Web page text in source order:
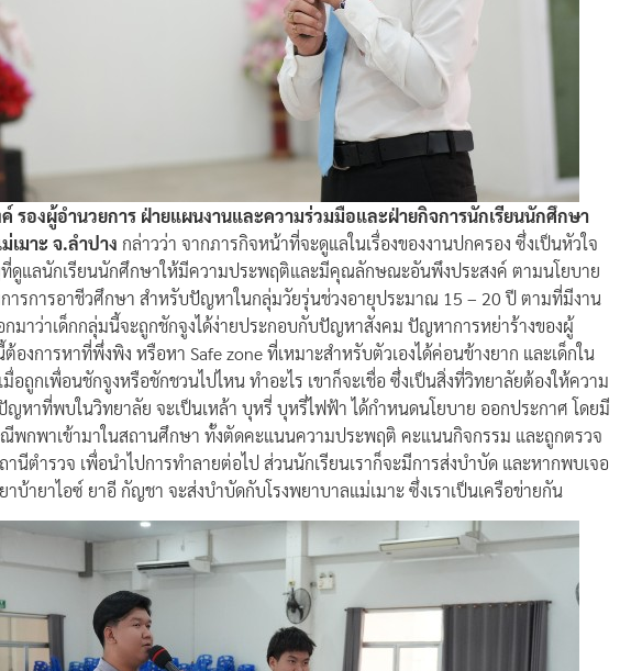
รองผู้อำนวยการ ฝ่ายแผนงานและความร่วมมือและฝ่ายกิจการนักเรียนนักศึกษา
มาะ จ.ลำปาง กล่าวว่า จากภารกิจหน้าที่จะดูแลในเรื่องของงานปกครอง ซึ่งเป็นหัวใจ
ดูแลนักเรียนนักศึกษาให้มีความประพฤติและมีคุณลักษณะอันพึงประสงค์ ตามนโยบาย
ารการอาชีวศึกษา สำหรับปัญหาในกลุ่มวัยรุ่นช่วงอายุประมาณ 15 – 20 ปี ตามที่มีงาน
มาว่าเด็กกลุ่มนี้จะถูกชักจูงได้ง่ายประกอบกับปัญหาสังคม ปัญหาการหย่าร้างของผู้
องการหาที่พึ่งพิง หรือหา Safe zone ที่เหมาะสำหรับตัวเองได้ค่อนข้างยาก และเด็กใน
อถูกเพื่อนชักจูงหรือชักชวนไปไหน ทำอะไร เขาก็จะเชื่อ ซึ่งเป็นสิ่งที่วิทยาลัยต้องให้ความ
ญหาที่พบในวิทยาลัย จะเป็นเหล้า บุหรี่ บุหรี่ไฟฟ้า ได้กําหนดนโยบาย ออกประกาศ โดยมี
พกพาเข้ามาในสถานศึกษา ทั้งตัดคะแนนความประพฤติ คะแนนกิจกรรม และถูกตรวจ
นีตำรวจ เพื่อนำไปการทำลายต่อไป ส่วนนักเรียนเราก็จะมีการส่งบำบัด และหากพบเจอ
บ้ายาไอซ์ ยาอี กัญชา จะส่งบำบัดกับโรงพยาบาลแม่เมาะ ซึ่งเราเป็นเครือข่ายกัน